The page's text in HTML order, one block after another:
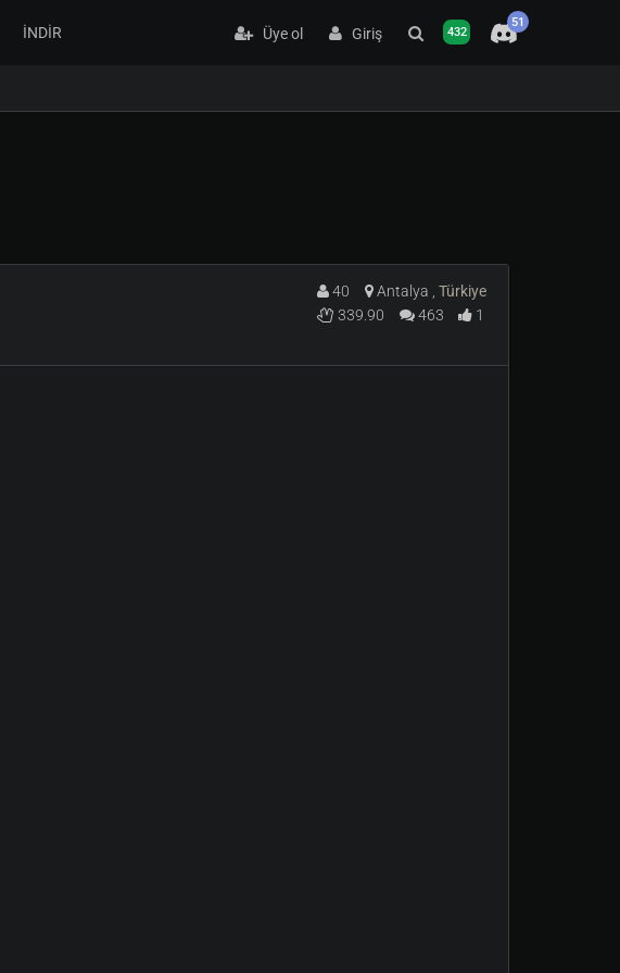
İNDİR Üye ol Giriş 432
51
40 Antalya , Türkiye
339.90
463 1